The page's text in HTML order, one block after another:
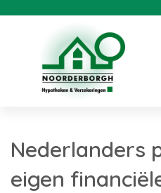
Nederlanders
eigen